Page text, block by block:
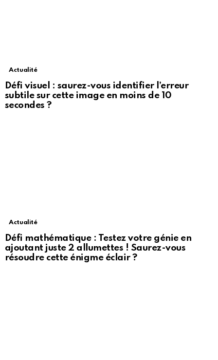
Actualité
Défi visuel : saurez-vous identifier l’erreur
subtile sur cette image en moins de 10
secondes ?
Actualité
Défi mathématique : Testez votre génie en
ajoutant juste 2 allumettes ! Saurez-vous
résoudre cette énigme éclair ?